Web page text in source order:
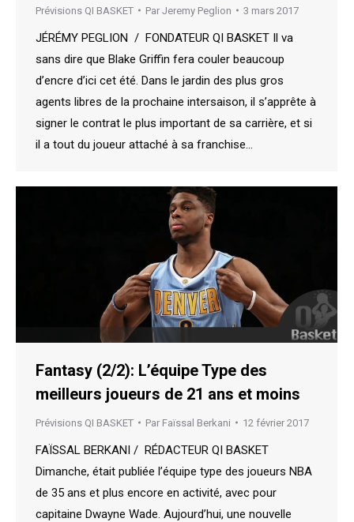
Prévisions QI BASKET Par Jeremy Peglion 3 mars 2017
JÉRÉMY PEGLION / FONDATEUR QI BASKET Il va
sans dire que Blake Griffin fera couler beaucoup
d’encre d’ici cet été. Dans le jardin des plus gros
agents libres de la prochaine intersaison, il s’apprête à
signer le contrat le plus important de sa carrière, et si
il a tout du joueur attaché à sa franchise…
Fantasy (2/2): L’équipe Type des
meilleurs joueurs de 21 ans et moins
Prévisions QI BASKET Par Faïssal Berkani 12 février 2017
FAÏSSAL BERKANI / RÉDACTEUR QI BASKET
Dimanche, était publiée l’équipe type des joueurs NBA
de 35 ans et plus encore en activité, avec pour
capitaine Dwayne Wade. Aujourd’hui, une nouvelle